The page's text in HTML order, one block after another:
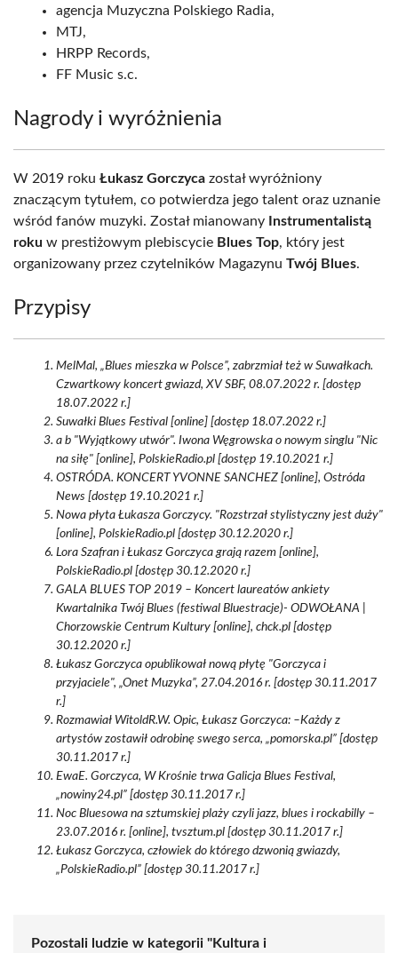
agencja Muzyczna Polskiego Radia,
MTJ,
HRPP Records,
FF Music s.c.
Nagrody i wyróżnienia
W 2019 roku Łukasz Gorczyca został wyróżniony
znaczącym tytułem, co potwierdza jego talent oraz uznanie
wśród fanów muzyki. Został mianowany
Instrumentalistą
roku w prestiżowym plebiscycie Blues Top, który jest
organizowany przez czytelników Magazynu Twój Blues.
Przypisy
MelMal, „Blues mieszka w Polsce”, zabrzmiał też w Suwałkach.
Czwartkowy koncert gwiazd, XV SBF, 08.07.2022 r. [dostęp
18.07.2022 r.]
Suwałki Blues Festival [online] [dostęp 18.07.2022 r.]
a b "Wyjątkowy utwór". Iwona Węgrowska o nowym singlu "Nic
na siłę" [online], PolskieRadio.pl [dostęp 19.10.2021 r.]
OSTRÓDA. KONCERT YVONNE SANCHEZ [online], Ostróda
News [dostęp 19.10.2021 r.]
Nowa płyta Łukasza Gorczycy. "Rozstrzał stylistyczny jest duży"
[online], PolskieRadio.pl [dostęp 30.12.2020 r.]
Lora Szafran i Łukasz Gorczyca grają razem [online],
PolskieRadio.pl [dostęp 30.12.2020 r.]
GALA BLUES TOP 2019 – Koncert laureatów ankiety
Kwartalnika Twój Blues (festiwal Bluestracje)- ODWOŁANA |
Chorzowskie Centrum Kultury [online], chck.pl [dostęp
30.12.2020 r.]
Łukasz Gorczyca opublikował nową płytę "Gorczyca i
przyjaciele", „Onet Muzyka”, 27.04.2016 r. [dostęp 30.11.2017
r.]
Rozmawiał WitoldR.W. Opic, Łukasz Gorczyca: –Każdy z
artystów zostawił odrobinę swego serca, „pomorska.pl” [dostęp
30.11.2017 r.]
EwaE. Gorczyca, W Krośnie trwa Galicja Blues Festival,
„nowiny24.pl” [dostęp 30.11.2017 r.]
Noc Bluesowa na sztumskiej plaży czyli jazz, blues i rockabilly –
23.07.2016 r. [online], tvsztum.pl [dostęp 30.11.2017 r.]
Łukasz Gorczyca, człowiek do którego dzwonią gwiazdy,
„PolskieRadio.pl” [dostęp 30.11.2017 r.]
Pozostali ludzie w kategorii "Kultura i